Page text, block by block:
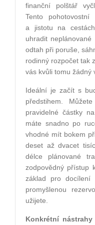
finanční polštář
Tento
a jistotu na
uhradit
odtah při poruše,
rodinný rozpočet tak
vás kvůli tomu žádný
Ideální je začít s
předstihem.
pravidelné částky
máte snadno po
vhodné mít bokem
deset až dvacet
délce plánované
zodpovědný přístup
základ pro docílení
promyšlenou
užijete.
Konkrétní